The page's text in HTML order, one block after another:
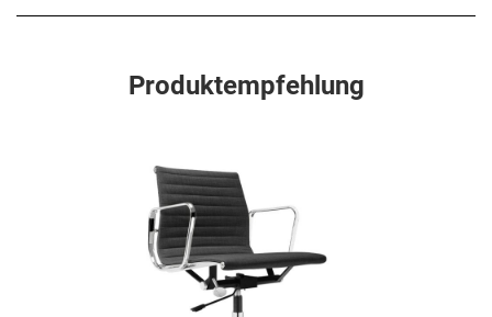
Produktempfehlung